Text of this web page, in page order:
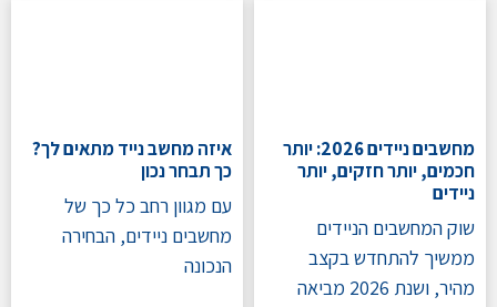
מחשבים ניידים 2026: יותר
חכמים, יותר חזקים, יותר
ניידים
שוק המחשבים הניידים
ממשיך להתחדש בקצב
מהיר, ושנת 2026 מביאה
איזה מחשב נייד מתאים לך?
כך תבחר נכון
עם מגוון רחב כל כך של
מחשבים ניידים, הבחירה
הנכונה